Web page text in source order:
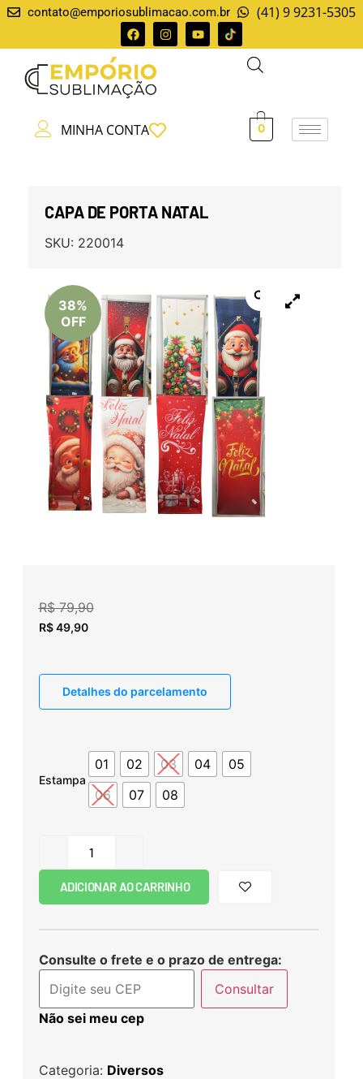
contato@emporiosublimacao.com.br (41) 9 9231-5305
MINHA CONTA 0
CAPA DE PORTA NATAL
SKU: 220014
38%
OFF
R$79,90
R$49,90
Detalhes do parcelamento
Estampa
01 02 03 04
05
06
07 08
ADICIONAR AO CARRINHO
Consulte o frete e o prazo de entrega:
Consultar
Não sei meu cep
Categoria: Diversos